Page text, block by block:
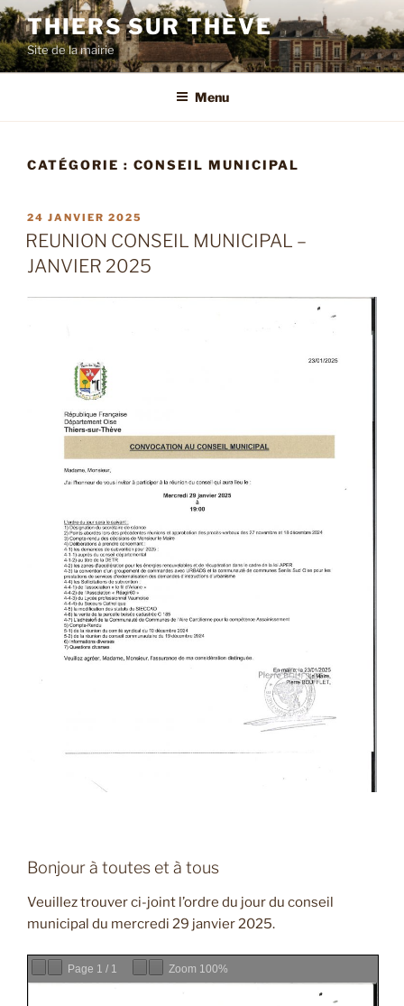
Aller
au
contenu
principal
THIERS SUR THÈVE
Site de la mairie
Menu
CATÉGORIE : CONSEIL MUNICIPAL
PUBLIÉ
LE
24 JANVIER 2025
REUNION CONSEIL MUNICIPAL –
JANVIER 2025
Bonjour à toutes et à tous
Veuillez trouver ci-joint l’ordre du jour du conseil
municipal du mercredi 29 janvier 2025.
Page 1 / 1 Zoom 100%